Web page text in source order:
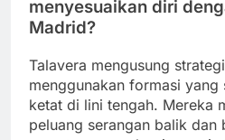
menyesuaikan diri
Madrid?
Talavera mengusung
menggunakan formasi
ketat di lini tengah. Mereka
peluang serangan balik